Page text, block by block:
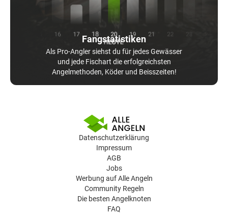
Fangstatistiken
Als Pro-Angler siehst du für jedes Gewässer
und jede Fischart die erfolgreichsten
Angelmethoden, Köder und Beisszeiten!
Datenschutzerklärung
Impressum
AGB
Jobs
Werbung auf Alle Angeln
Community Regeln
Die besten Angelknoten
FAQ